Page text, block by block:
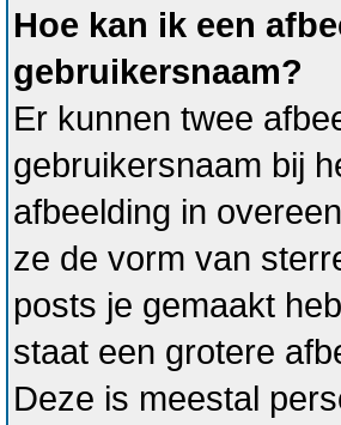
Hoe kan ik een
gebruikersnaam?
Er kunnen twee
gebruikersnaam bij
afbeelding in
ze de vorm van
posts je gemaakt
staat een grotere
Deze is meestal